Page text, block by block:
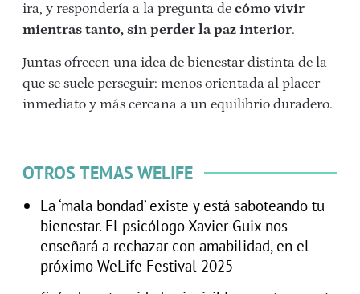
ira, y respondería a la pregunta de cómo vivir
mientras tanto, sin perder la paz interior.
Juntas ofrecen una idea de bienestar distinta de la
que se suele perseguir: menos orientada al placer
inmediato y más cercana a un equilibrio duradero.
OTROS TEMAS WELIFE
La ‘mala bondad’ existe y está saboteando tu
bienestar. El psicólogo Xavier Guix nos
enseñará a rechazar con amabilidad, en el
próximo WeLife Festival 2025